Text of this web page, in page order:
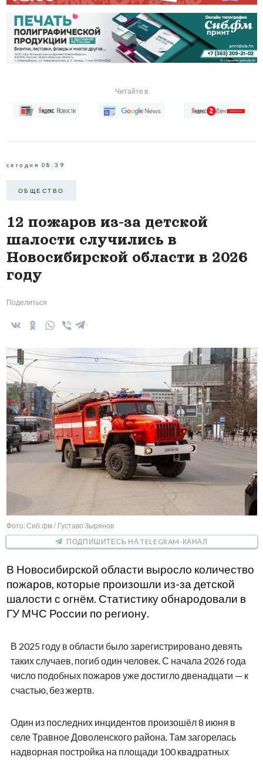
Читайте в
сегодня 08:39
ОБЩЕСТВО
12 пожаров из-за детской
шалости случились в
Новосибирской области в 2026
году
Поделиться
Фото: Сиб.фм / Густаво Зырянов
ПОДПИШИТЕСЬ НА TELEGRAM-КАНАЛ
В Новосибирской области выросло количество
пожаров, которые произошли из-за детской
шалости с огнём. Статистику обнародовали в
ГУ МЧС России по региону.
В 2025 году в области было зарегистрировано девять
таких случаев, погиб один человек. С начала 2026 года
число подобных пожаров уже достигло двенадцати — к
счастью, без жертв.
Один из последних инцидентов произошёл 8 июня в
селе Травное Доволенского района. Там загорелась
надворная постройка на площади 100 квадратных